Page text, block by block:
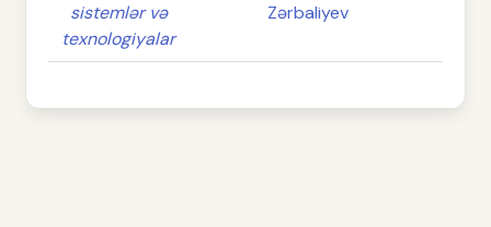
sistemlər və
texnologiyalar
Zərbaliyev